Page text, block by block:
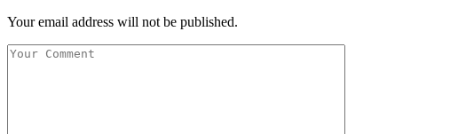
Your email address will not be published.